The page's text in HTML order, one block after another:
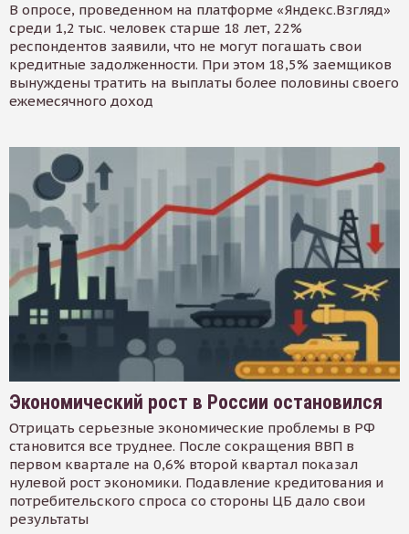
В опросе, проведенном на платформе «Яндекс.Взгляд»
среди 1,2 тыс. человек старше 18 лет, 22%
респондентов заявили, что не могут погашать свои
кредитные задолженности. При этом 18,5% заемщиков
вынуждены тратить на выплаты более половины своего
ежемесячного доход
Экономический рост в России остановился
Отрицать серьезные экономические проблемы в РФ
становится все труднее. После сокращения ВВП в
первом квартале на 0,6% второй квартал показал
нулевой рост экономики. Подавление кредитования и
потребительского спроса со стороны ЦБ дало свои
результаты